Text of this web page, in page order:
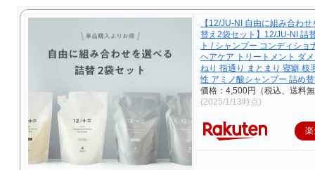
【12/JU-NI 自由に組み合わ
替え2袋セット】12/JU-NI 詰
ト / シャンプー コンディショ
ヘアケア トリートメント ダ
ねり 指通り まとまり 寝癖 枝
性 アミノ酸シャンプー 詰め
価格：4,500円（税込、送料
(2025/1/13時点)